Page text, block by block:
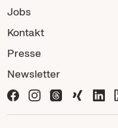
Jobs
Kontakt
Presse
Newsletter